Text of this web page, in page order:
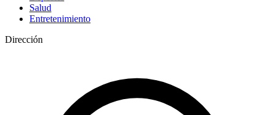
Salud
Entretenimiento
Dirección